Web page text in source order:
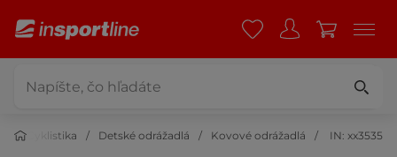
Cyklistika Detské odrážadlá Kovové odrážadlá IN: xx3535